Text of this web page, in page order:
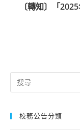
〔轉知〕「
Search
for:
校務公告分類